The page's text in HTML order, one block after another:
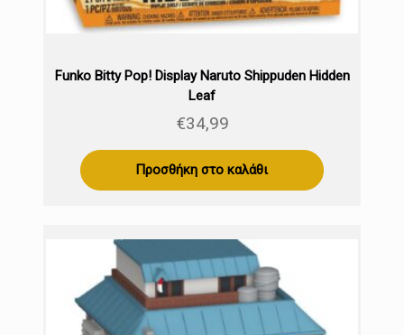
Funko Bitty Pop! Display Naruto Shippuden Hidden
Leaf
€34,99
Προσθήκη στο καλάθι